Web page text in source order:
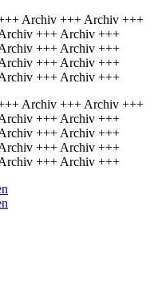
Archiv +++ Archiv +++
+++ Archiv +++
+++ Archiv +++
+++ Archiv +++
+++ Archiv +++
Archiv +++ Archiv +++
+++ Archiv +++
+++ Archiv +++
+++ Archiv +++
+++ Archiv +++